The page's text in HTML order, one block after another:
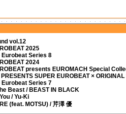
vol.12
2025
Series 8
2024
presentsEUROMACH Special
SUPER EUROBEAT ×
Series 7
Beast / BEAST IN BLACK
/ Yu-Ki
(feat. MOTSU) / 芹澤 優